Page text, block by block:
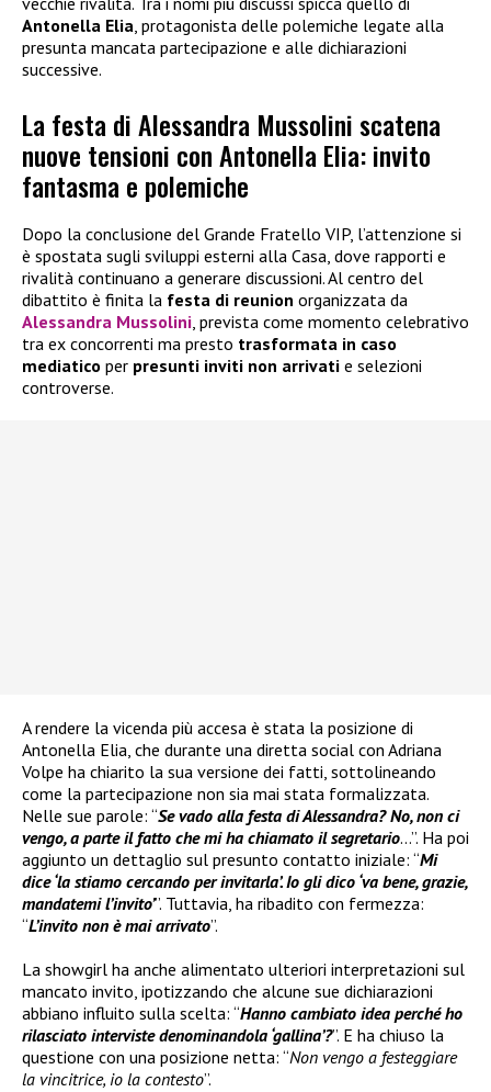
Antonella Elia , protagonista delle polemiche legate alla
presunta mancata partecipazione e alle dichiarazioni
successive.
La festa di Alessandra Mussolini scatena
nuove tensioni con Antonella Elia: invito
fantasma e polemiche
Dopo la conclusione del Grande Fratello VIP, l’attenzione si
è spostata sugli sviluppi esterni alla Casa, dove rapporti e
rivalità continuano a generare discussioni. Al centro del
dibattito è finita la festa di reunion organizzata da
Alessandra Mussolini, prevista come momento celebrativo
tra ex concorrenti ma presto trasformata in caso
mediatico per presunti inviti non arrivati e selezioni
controverse.
A rendere la vicenda più accesa è stata la posizione di
Antonella Elia, che durante una diretta social con Adriana
Volpe ha chiarito la sua versione dei fatti, sottolineando
come la partecipazione non sia mai stata formalizzata.
Nelle sue parole: “Se vado alla festa di Alessandra? No, non ci
vengo, a parte il fatto che mi ha chiamato il segretario…”. Ha poi
aggiunto un dettaglio sul presunto contatto iniziale: “Mi
dice ‘la stiamo cercando per invitarla’. Io gli dico ‘va bene, grazie,
mandatemi l’invito’”. Tuttavia, ha ribadito con fermezza:
“L’invito non è mai arrivato”.
La showgirl ha anche alimentato ulteriori interpretazioni sul
mancato invito, ipotizzando che alcune sue dichiarazioni
abbiano influito sulla scelta: “Hanno cambiato idea perché ho
rilasciato interviste denominandola ‘gallina’?”. E ha chiuso la
questione con una posizione netta: “Non vengo a festeggiare
la vincitrice, io la contesto”.